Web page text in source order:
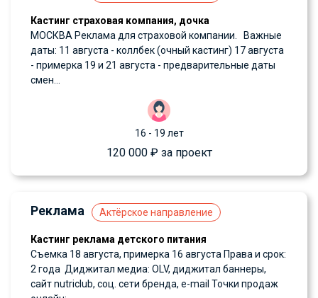
Кастинг страховая компания, дочка
МОСКВА Реклама для страховой компании. Важные
даты: 11 августа - коллбек (очный кастинг) 17 августа
- примерка 19 и 21 августа - предварительные даты
смен...
16 - 19 лет
120 000 ₽ за проект
Реклама Актёрское направление
Кастинг реклама детского питания
Съемка 18 августа, примерка 16 августа Права и срок:
2 года Диджитал медиа: OLV, диджитал баннеры,
сайт nutriclub, соц. сети бренда, e-mail Точки продаж